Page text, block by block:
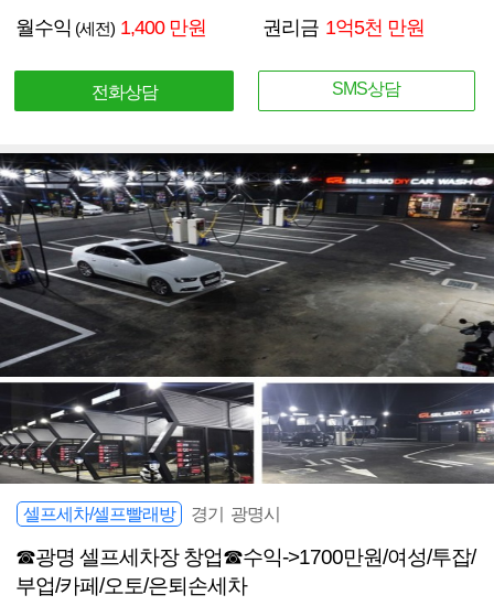
월수익 (세전) 1,400 만원 권리금 1억5천 만원
전화상담 SMS상담
셀프세차/셀프빨래방 경기 광명시
☎광명 셀프세차장 창업☎수익->1700만원/여성/투잡/
부업/카페/오토/은퇴손세차